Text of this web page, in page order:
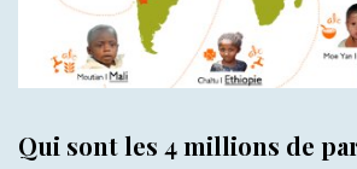
Qui sont les 4 millions de